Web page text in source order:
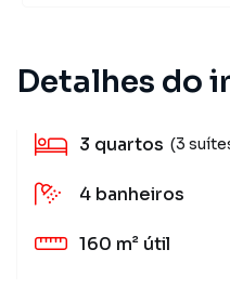
Detalhes do
3 quartos (3
4 banheiros
160 m² útil